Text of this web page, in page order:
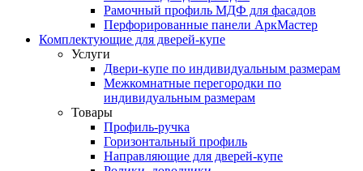
Рамочный профиль МДФ для фасадов
Перфорированные панели АркМастер
Комплектующие для дверей-купе
Услуги
Двери-купе по индивидуальным размерам
Межкомнатные перегородки по
индивидуальным размерам
Товары
Профиль-ручка
Горизонтальный профиль
Направляющие для дверей-купе